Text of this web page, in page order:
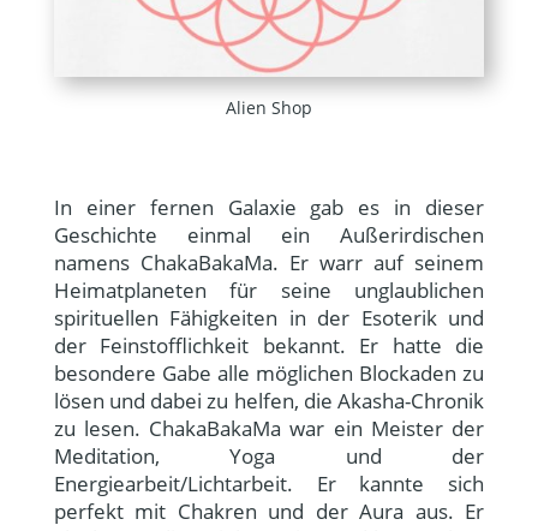
Alien Shop
In einer fernen Galaxie gab es in dieser
Geschichte einmal ein Außerirdischen
namens ChakaBakaMa. Er warr auf seinem
Heimatplaneten für seine unglaublichen
spirituellen Fähigkeiten in der Esoterik und
der Feinstofflichkeit bekannt. Er hatte die
besondere Gabe alle möglichen Blockaden zu
lösen und dabei zu helfen, die Akasha-Chronik
zu lesen. ChakaBakaMa war ein Meister der
Meditation, Yoga und der
Energiearbeit/Lichtarbeit. Er kannte sich
perfekt mit Chakren und der Aura aus. Er